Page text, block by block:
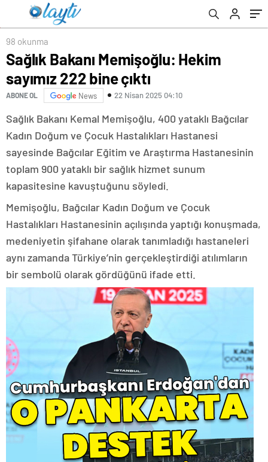
98 okunma
Sağlık Bakanı Memişoğlu: Hekim
sayımız 222 bine çıktı
ABONE OL News 22 Nisan 2025 04:10
Sağlık Bakanı Kemal Memişoğlu, 400 yataklı Bağcılar
Kadın Doğum ve Çocuk Hastalıkları Hastanesi
sayesinde Bağcılar Eğitim ve Araştırma Hastanesinin
toplam 900 yataklı bir sağlık hizmet sunum
kapasitesine kavuştuğunu söyledi.
Memişoğlu, Bağcılar Kadın Doğum ve Çocuk
Hastalıkları Hastanesinin açılışında yaptığı konuşmada,
medeniyetin şifahane olarak tanımladığı hastaneleri
aynı zamanda Türkiye’nin gerçekleştirdiği atılımların
bir sembolü olarak gördüğünü ifade etti.